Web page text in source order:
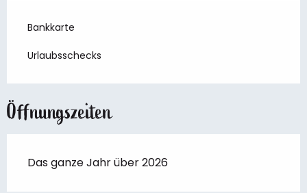
Bankkarte
Urlaubsschecks
Öffnungszeiten
Das ganze Jahr über 2026